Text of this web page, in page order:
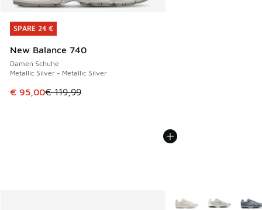
SPARE 24 €
New Balance 740
Damen Schuhe
Metallic Silver - Metallic Silver
Dieser Artikel ist im Sale. Der Preis ist von € 119,99 auf €
€ 95,00€ 119,99
SPARE 24 €
Weitere Farben